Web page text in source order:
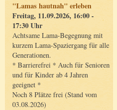
"Lamas hautnah" erleben
Freitag, 11.09.2026, 16:00 -
17:30 Uhr
Achtsame Lama-Begegnung mit
kurzem Lama-Spaziergang für alle
Generationen.
* Barrierefrei * Auch für Senioren
und für Kinder ab 4 Jahren
geeignet *
Noch 8 Plätze frei (Stand vom
03.08.2026)